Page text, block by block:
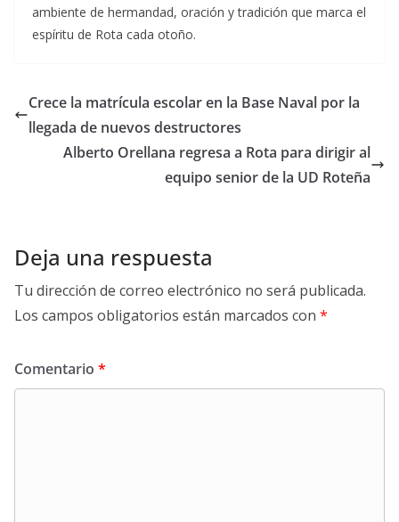
ambiente de hermandad, oración y tradición que marca el
espíritu de Rota cada otoño.
Crece la matrícula escolar en la Base Naval por la
llegada de nuevos destructores
Alberto Orellana regresa a Rota para dirigir al
equipo senior de la UD Roteña
Deja una respuesta
Tu dirección de correo electrónico no será publicada.
Los campos obligatorios están marcados con *
Comentario *